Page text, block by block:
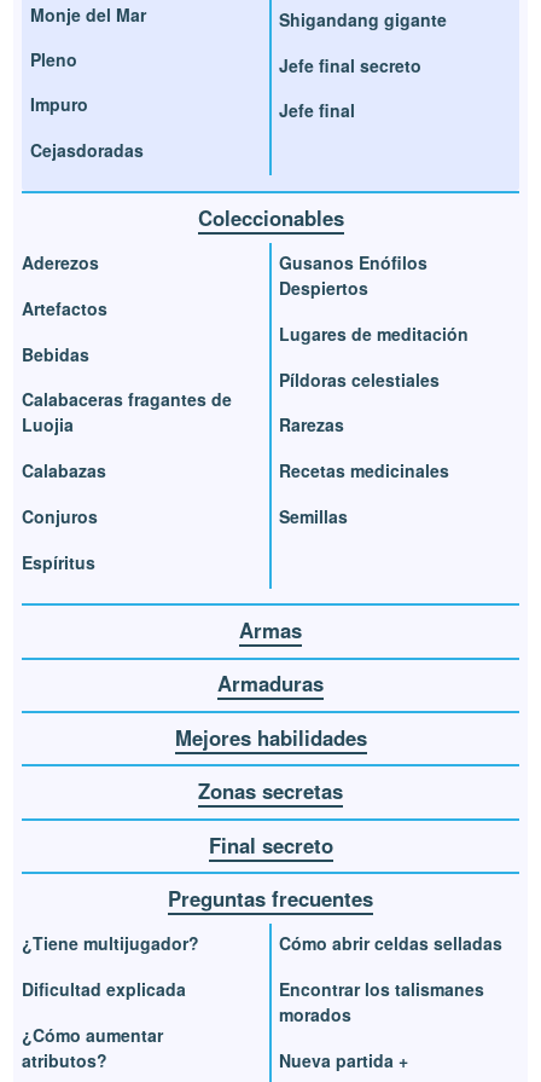
Monje del Mar
Pleno
Impuro
Cejasdoradas
Shigandang gigante
Jefe final secreto
Jefe final
Coleccionables
Aderezos
Artefactos
Bebidas
Calabaceras fragantes de
Luojia
Calabazas
Conjuros
Espíritus
Gusanos Enófilos
Despiertos
Lugares de meditación
Píldoras celestiales
Rarezas
Recetas medicinales
Semillas
Armas
Armaduras
Mejores habilidades
Zonas secretas
Final secreto
Preguntas frecuentes
¿Tiene multijugador?
Dificultad explicada
¿Cómo aumentar
atributos?
Cómo abrir celdas selladas
Encontrar los talismanes
morados
Nueva partida +